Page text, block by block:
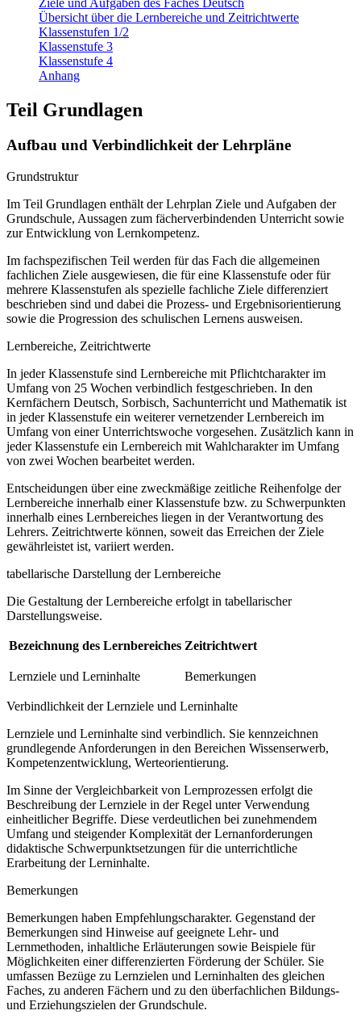
Übersicht über die Lernbereiche und Zeitrichtwerte
Klassenstufen 1/2
Klassenstufe 3
Klassenstufe 4
Anhang
Teil Grundlagen
Aufbau und Verbindlichkeit der Lehrpläne
Grundstruktur
Im Teil Grundlagen enthält der Lehrplan Ziele und Aufgaben der
Grundschule, Aussagen zum fächerverbindenden Unterricht sowie
zur Entwicklung von Lernkompetenz.
Im fachspezifischen Teil werden für das Fach die allgemeinen
fachlichen Ziele ausgewiesen, die für eine Klassenstufe oder für
mehrere Klassenstufen als spezielle fachliche Ziele differenziert
beschrieben sind und dabei die Prozess- und Ergebnisorientierung
sowie die Progression des schulischen Lernens ausweisen.
Lernbereiche, Zeitrichtwerte
In jeder Klassenstufe sind Lernbereiche mit Pflichtcharakter im
Umfang von 25 Wochen verbindlich festgeschrieben. In den
Kernfächern Deutsch, Sorbisch, Sachunterricht und Mathematik ist
in jeder Klassenstufe ein weiterer vernetzender Lernbereich im
Umfang von einer Unterrichtswoche vorgesehen. Zusätzlich kann in
jeder Klassenstufe ein Lernbereich mit Wahlcharakter im Umfang
von zwei Wochen bearbeitet werden.
Entscheidungen über eine zweckmäßige zeitliche Reihenfolge der
Lernbereiche innerhalb einer Klassenstufe bzw. zu Schwerpunkten
innerhalb eines Lernbereiches liegen in der Verantwortung des
Lehrers. Zeitrichtwerte können, soweit das Erreichen der Ziele
gewährleistet ist, variiert werden.
tabellarische Darstellung der Lernbereiche
Die Gestaltung der Lernbereiche erfolgt in tabellarischer
Darstellungsweise.
Bezeichnung des Lernbereiches Zeitrichtwert
Lernziele und Lerninhalte Bemerkungen
Verbindlichkeit der Lernziele und Lerninhalte
Lernziele und Lerninhalte sind verbindlich. Sie kennzeichnen
grundlegende Anforderungen in den Bereichen Wissenserwerb,
Kompetenzentwicklung, Werteorientierung.
Im Sinne der Vergleichbarkeit von Lernprozessen erfolgt die
Beschreibung der Lernziele in der Regel unter Verwendung
einheitlicher Begriffe. Diese verdeutlichen bei zunehmendem
Umfang und steigender Komplexität der Lernanforderungen
didaktische Schwerpunktsetzungen für die unterrichtliche
Erarbeitung der Lerninhalte.
Bemerkungen
Bemerkungen haben Empfehlungscharakter. Gegenstand der
Bemerkungen sind Hinweise auf geeignete Lehr- und
Lernmethoden, inhaltliche Erläuterungen sowie Beispiele für
Möglichkeiten einer differenzierten Förderung der Schüler. Sie
umfassen Bezüge zu Lernzielen und Lerninhalten des gleichen
Faches, zu anderen Fächern und zu den überfachlichen Bildungs-
und Erziehungszielen der Grundschule.